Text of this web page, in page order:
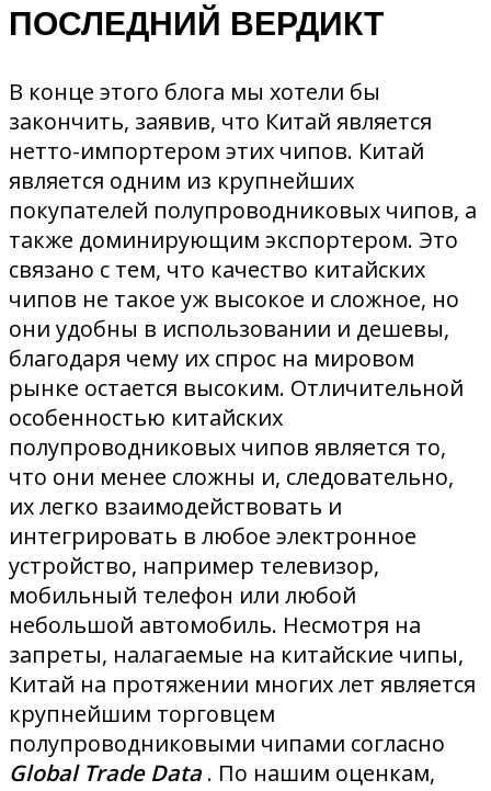
ПОСЛЕДНИЙ ВЕРДИКТ
В конце этого блога мы хотели бы
закончить, заявив, что Китай является
нетто-импортером этих чипов. Китай
является одним из крупнейших
покупателей полупроводниковых чипов, а
также доминирующим экспортером. Это
связано с тем, что качество китайских
чипов не такое уж высокое и сложное, но
они удобны в использовании и дешевы,
благодаря чему их спрос на мировом
рынке остается высоким. Отличительной
особенностью китайских
полупроводниковых чипов является то,
что они менее сложны и, следовательно,
их легко взаимодействовать и
интегрировать в любое электронное
устройство, например телевизор,
мобильный телефон или любой
небольшой автомобиль. Несмотря на
запреты, налагаемые на китайские чипы,
Китай на протяжении многих лет является
крупнейшим торговцем
полупроводниковыми чипами согласно
Global Trade Data . По нашим оценкам,